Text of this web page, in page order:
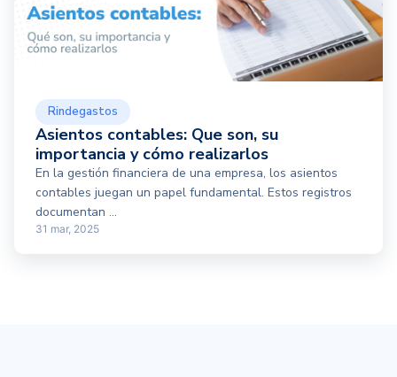
Rindegastos
Asientos contables: Que son, su
importancia y cómo realizarlos
En la gestión financiera de una empresa, los asientos
contables juegan un papel fundamental. Estos registros
documentan ...
31 mar, 2025